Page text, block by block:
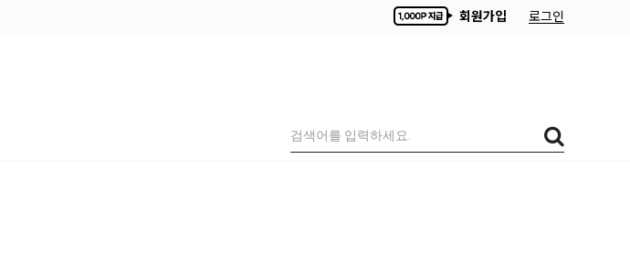
회원가입 로그인